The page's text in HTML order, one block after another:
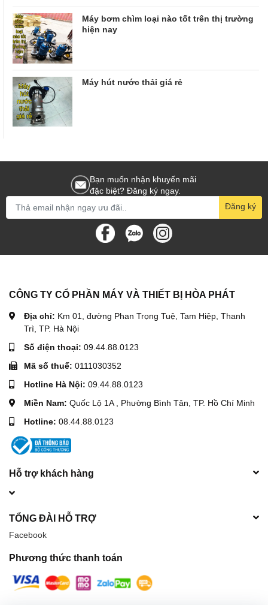
Máy bơm chìm loại nào tốt trên thị trường
hiện nay
Máy hút nước thải giá rẻ
Bạn muốn nhận khuyến mãi
đặc biệt? Đăng ký ngay.
Đăng ký
CÔNG TY CỔ PHẦN MÁY VÀ THIẾT BỊ HÒA PHÁT
Địa chỉ: Km 01, đường Phan Trọng Tuệ, Tam Hiệp, Thanh
Trì, TP. Hà Nội
Số điện thoại: 09.44.88.0123
Mã số thuế: 0111030352
Hotline Hà Nội: 09.44.88.0123
Miền Nam: Quốc Lộ 1A , Phường Bình Tân, TP. Hồ Chí Minh
Hotline: 08.44.88.0123
Hỗ trợ khách hàng
TỔNG ĐÀI HỖ TRỢ
Facebook
Phương thức thanh toán